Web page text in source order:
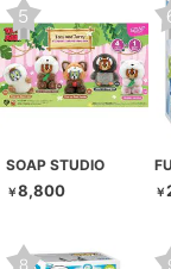
SOAP STUDIO
￥8,800 ￥